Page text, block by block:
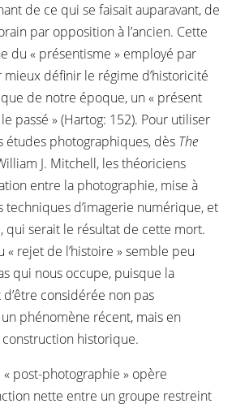
de ce qui se faisait auparavant, de
par opposition à l’ancien. Cette
du « présentisme » employé par
mieux définir le régime d’historicité
de notre époque, un « présent
passé » (Hartog: 152). Pour utiliser
études photographiques, dès The
J. Mitchell, les théoriciens
entre la photographie, mise à
techniques d’imagerie numérique, et
qui serait le résultat de cette mort.
« rejet de l’histoire » semble peu
qui nous occupe, puisque la
considérée non pas
phénomène récent, mais en
historique.
« post-photographie » opère
nette entre un groupe restreint